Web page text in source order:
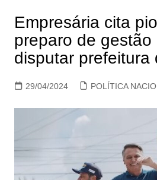
Empresária cita
preparo de gestão
disputar prefeitura
29/04/2024 POLÍTICA